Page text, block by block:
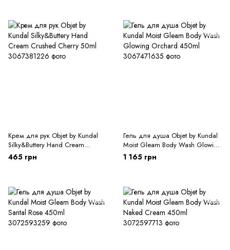
Крем для рук Objet by Kundal
Silky&Buttery Hand Cream
Crushed Cherry 50ml
465 грн
Гель для душа Objet by Kundal
Moist Gleam Body Wash Glowing
Orchard 450ml
1 165 грн